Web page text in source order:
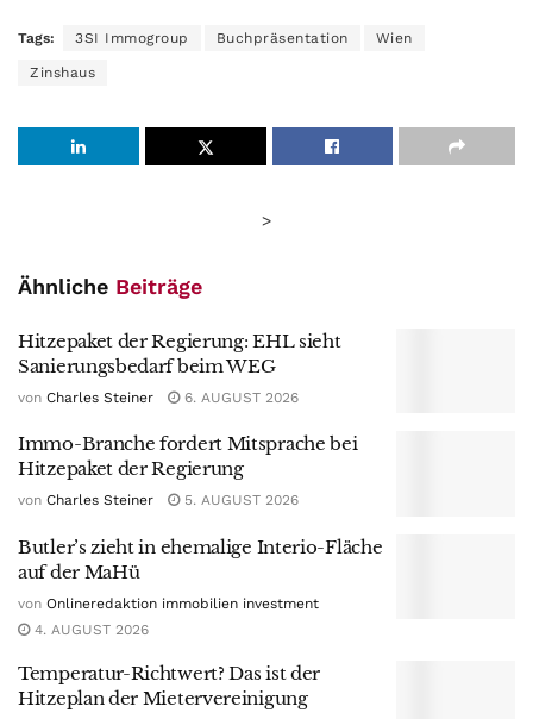
Tags: 3SI Immogroup Buchpräsentation Wien
Zinshaus
>
Ähnliche Beiträge
Hitzepaket der Regierung: EHL sieht
Sanierungsbedarf beim WEG
von Charles Steiner 6. AUGUST 2026
Immo-Branche fordert Mitsprache bei
Hitzepaket der Regierung
von Charles Steiner 5. AUGUST 2026
Butler’s zieht in ehemalige Interio-Fläche
auf der MaHü
von Onlineredaktion immobilien investment
4. AUGUST 2026
Temperatur-Richtwert? Das ist der
Hitzeplan der Mietervereinigung